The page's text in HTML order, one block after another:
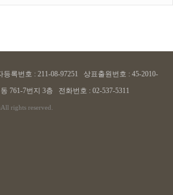
록번호 : 211-08-97251 상표출원번호 : 45-2010-
761-7번지 3층 전화번호 : 02-537-5311
All rights reserved.